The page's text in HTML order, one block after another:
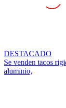
DESTACADO
Se venden tacos
aluminio,